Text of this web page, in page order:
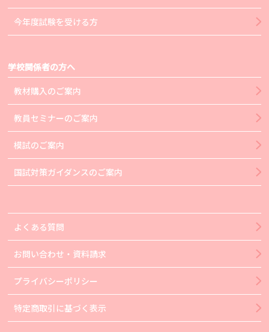
今年度試験を受ける方
学校関係者の方へ
教材購入のご案内
教員セミナーのご案内
模試のご案内
国試対策ガイダンスのご案内
よくある質問
お問い合わせ・資料請求
プライバシーポリシー
特定商取引に基づく表示